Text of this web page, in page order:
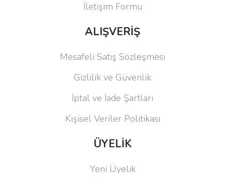
İletişim Formu
ALIŞVERİŞ
Mesafeli Satış Sözleşmesi
Gizlilik ve Güvenlik
İptal ve İade Şartları
Kişisel Veriler Politikası
ÜYELİK
Yeni Üyelik